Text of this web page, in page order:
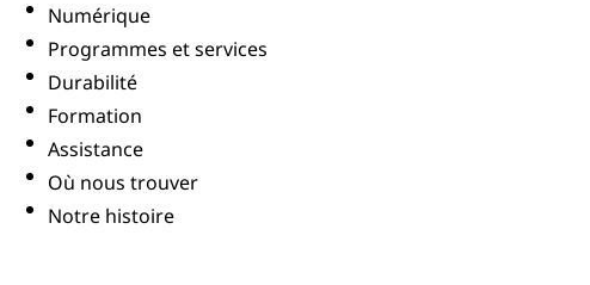
Numérique
Programmes et services
Durabilité
Formation
Assistance
Où nous trouver
Notre histoire